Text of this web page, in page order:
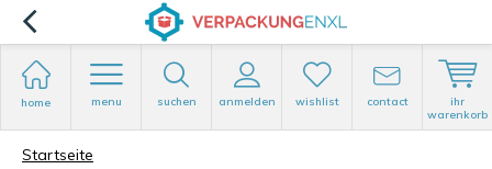
home menu suchen anmelden wishlist contact
ihr
warenkorb
Startseite